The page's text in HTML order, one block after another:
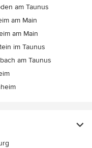
am Taunus
am Main
am Main
im Taunus
am Taunus